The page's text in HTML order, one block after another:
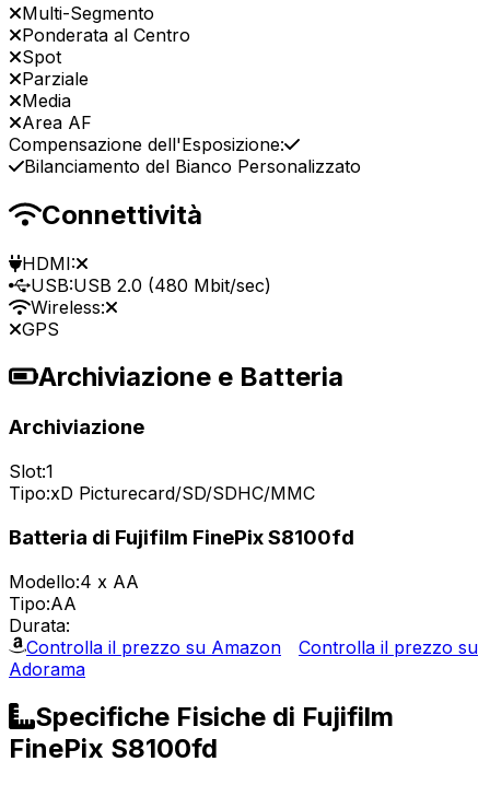
Multi-Segmento
Ponderata al Centro
Spot
Parziale
Media
Area AF
Compensazione dell'Esposizione:
Bilanciamento del Bianco Personalizzato
Connettività
HDMI:
USB:USB 2.0 (480 Mbit/sec)
Wireless:
GPS
Archiviazione e Batteria
Archiviazione
Slot:1
Tipo:xD Picturecard/SD/SDHC/MMC
Batteria di Fujifilm FinePix S8100fd
Modello:4 x AA
Tipo:AA
Durata:
Controlla il prezzo su Amazon
Controlla il prezzo su
Adorama
Specifiche Fisiche di Fujifilm
FinePix S8100fd